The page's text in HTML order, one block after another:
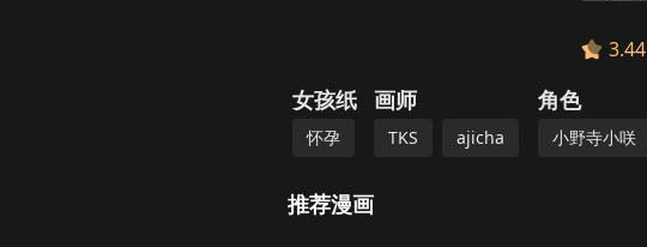
3.44
女孩纸
怀孕
画师
TKS ajicha
角色
小野寺小咲
推荐漫画